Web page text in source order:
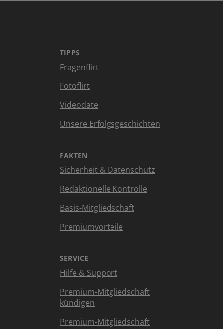
TIPPS
Fragenflirt
Fotoflirt
Videodate
Unsere Erfolgsgeschichten
FAKTEN
Sicherheit & Datenschutz
Redaktionelle Kontrolle
Basis-Mitgliedschaft
Premiumvorteile
SERVICE
Hilfe & Support
Premium-Mitgliedschaft
kündigen
Premium-Mitgliedschaft